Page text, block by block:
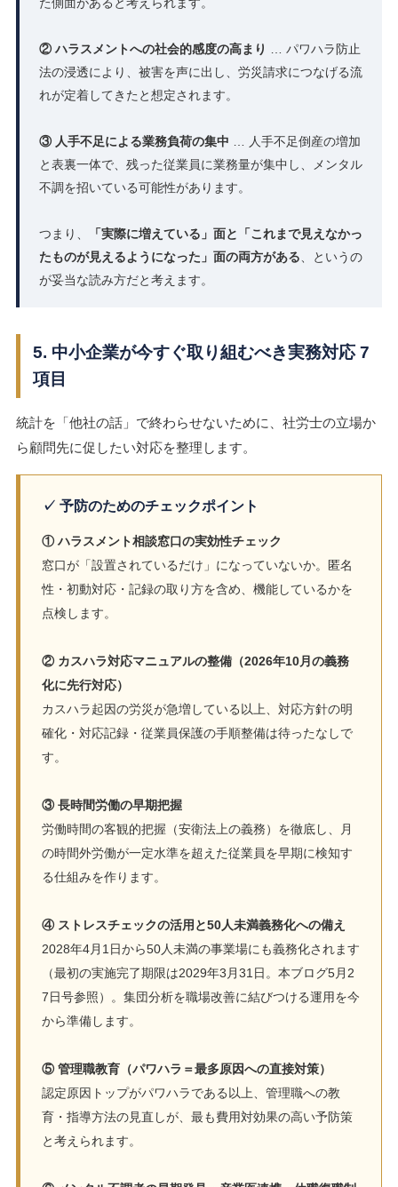
② ハラスメントへの社会的感度の高まり
… パワハラ防止
法の浸透により、被害を声に出し、労災請求につなげる流
れが定着してきたと想定されます。
③ 人手不足による業務負荷の集中 … 人手不足倒産の増加
と表裏一体で、残った従業員に業務量が集中し、メンタル
不調を招いている可能性があります。
つまり、
「実際に増えている」面と「これまで見えなかっ
たものが見えるようになった」面の両方がある 、というの
が妥当な読み方だと考えます。
5. 中小企業が今すぐ取り組むべき実務対応 7
項目
統計を「他社の話」で終わらせないために、社労士の立場か
ら顧問先に促したい対応を整理します。
✓ 予防のためのチェックポイント
① ハラスメント相談窓口の実効性チェック
窓口が「設置されているだけ」になっていないか。匿名
性・初動対応・記録の取り方を含め、機能しているかを
点検します。
② カスハラ対応マニュアルの整備（2026年10月の義務
化に先行対応）
カスハラ起因の労災が急増している以上、対応方針の明
確化・対応記録・従業員保護の手順整備は待ったなしで
す。
③ 長時間労働の早期把握
労働時間の客観的把握（安衛法上の義務）を徹底し、月
の時間外労働が一定水準を超えた従業員を早期に検知す
る仕組みを作ります。
④ ストレスチェックの活用と50人未満義務化への備え
2028年4月1日から50人未満の事業場にも義務化されます
（最初の実施完了期限は2029年3月31日。本ブログ5月2
7日号参照）。集団分析を職場改善に結びつける運用を今
から準備します。
⑤ 管理職教育（パワハラ＝最多原因への直接対策）
認定原因トップがパワハラである以上、管理職への教
育・指導方法の見直しが、最も費用対効果の高い予防策
と考えられます。